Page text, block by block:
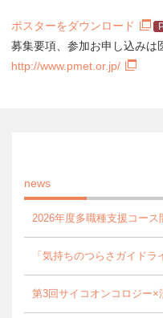
ポスターをダウンロード
募集要項、参加お申し込みは
http://www.pmet.or.jp/
news
2026年度多職種支援コー
「気持ちのつらさガイド
第3回サイコオンコロジー×